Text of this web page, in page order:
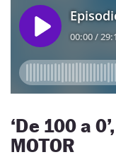
‘De 100 a
MOTOR